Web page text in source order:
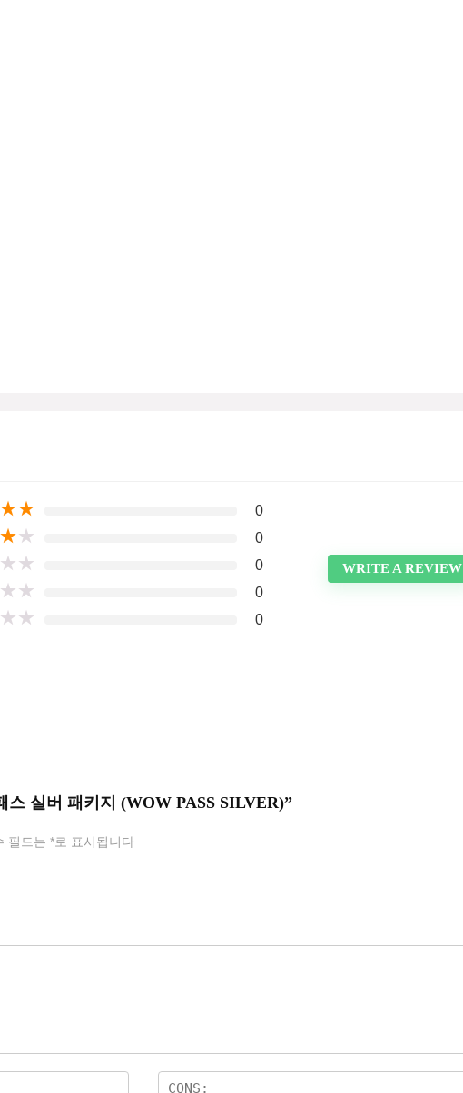
★★ 0
★★ 0
★★ 0
★★ 0
★★ 0
WRITE A REVIEW
실버 패키지 (WOW PASS SILVER)”
필드는 *로 표시됩니다